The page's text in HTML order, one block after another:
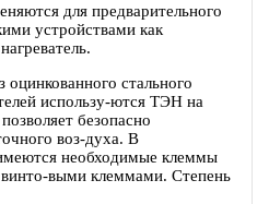
для предварительного
устройствами как
оцинкованного стального
использу-ются ТЭН на
безопасно
воз-духа. В
необходимые клеммы
винто-выми клеммами. Степень